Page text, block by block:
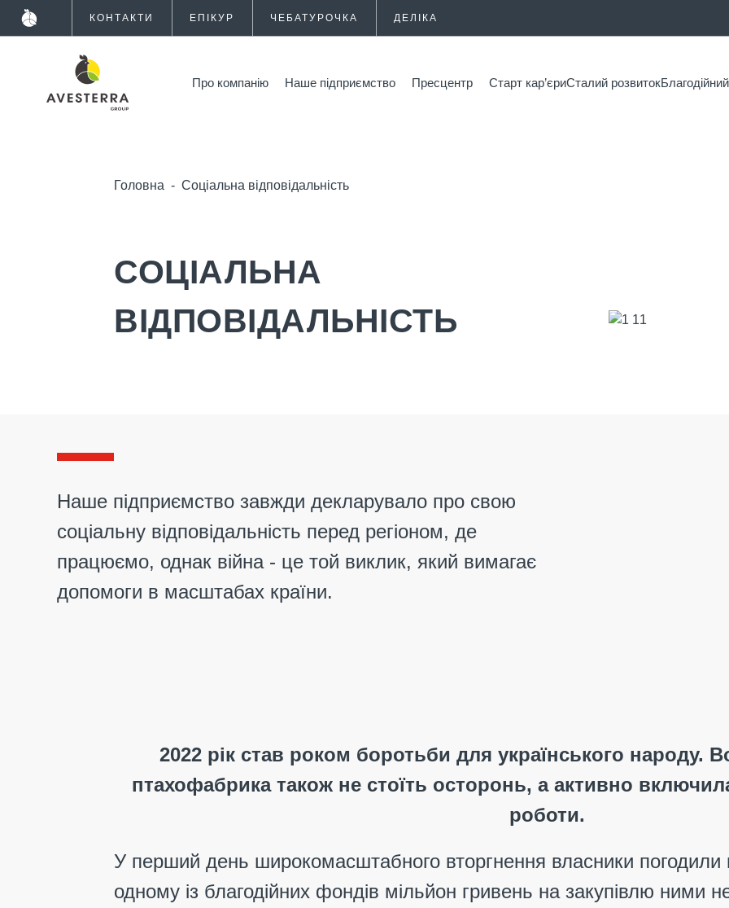
КОНТАКТИ ЕПІКУР ЧЕБАТУРОЧКА ДЕЛІКА
Про компанію Наше підприємство Пресцентр Старт кар’єриСталий розвиток
Головна - Соціальна відповідальність
СОЦІАЛЬНА
ВІДПОВІДАЛЬНІСТЬ
Наше підприємство завжди декларувало про свою
соціальну відповідальність перед регіоном, де
працюємо, однак війна - це той виклик, який вимагає
допомоги в масштабах країни.
2022 рік став роком боротьби для українського народу.
птахофабрика також не стоїть осторонь, а активно
роботи.
У перший день широкомасштабного вторгнення власники погодили
одному із благодійних фондів мільйон гривень на закупівлю ними